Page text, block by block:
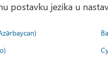
postavku jezika u